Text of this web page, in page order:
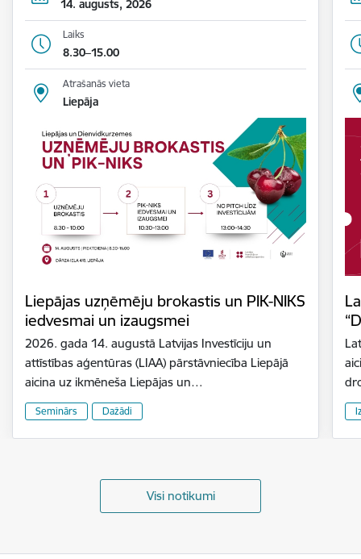
14. augusts, 2026
Laiks
8.30–15.00
Atrašanās vieta
Liepāja
Liepājas uzņēmēju brokastis un PIK-NIKS
iedvesmai un izaugsmei
2026. gada 14. augustā Latvijas Investīciju un
attīstības aģentūras (LIAA) pārstāvniecība Liepājā
aicina uz ikmēneša Liepājas un…
Seminārs Dažādi
Visi notikumi